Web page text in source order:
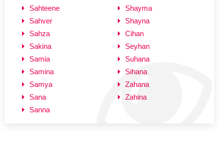
Sahteene
Sahver
Sahza
Sakina
Samia
Samina
Samya
Sana
Sanna
Shayma
Shayna
Cihan
Seyhan
Suhana
Sihana
Zahana
Zahina